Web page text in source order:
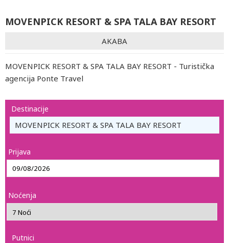
MOVENPICK RESORT & SPA TALA BAY RESORT
AKABA
MOVENPICK RESORT & SPA TALA BAY RESORT - Turistička
agencija Ponte Travel
Destinacije
MOVENPICK RESORT & SPA TALA BAY RESORT
Prijava
Noćenja
Putnici